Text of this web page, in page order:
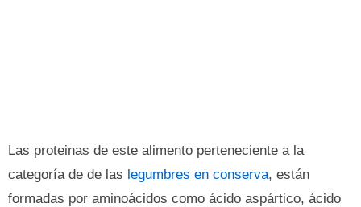
Las proteinas de este alimento perteneciente a la
categoría de de las legumbres en conserva, están
formadas por aminoácidos como ácido aspártico, ácido